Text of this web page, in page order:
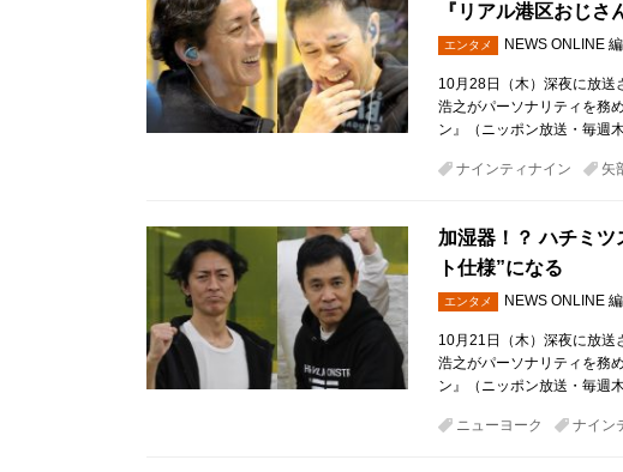
『リアル港区おじさ
エンタメ NEWS ONLINE
10月28日（木）深夜に放送
浩之がパーソナリティを務
ン』（ニッポン放送・毎週
ナインティナイン 矢
加湿器！？ ハチミ
ト仕様”になる
エンタメ NEWS ONLINE
10月21日（木）深夜に放送
浩之がパーソナリティを務
ン』（ニッポン放送・毎週
ニューヨーク ナイン